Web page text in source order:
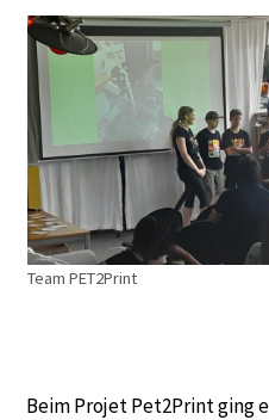
Team PET2Print
Beim Projet Pet2Print ging